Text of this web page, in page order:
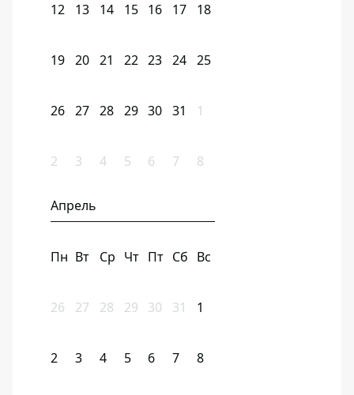
12 13 14 15 16 17 18
19 20 21 22 23 24 25
26 27 28 29 30 31 1
2 3 4 5 6 7 8
Апрель
Пн Вт Ср Чт Пт Сб Вс
26 27 28 29 30 31 1
2 3 4 5 6 7 8